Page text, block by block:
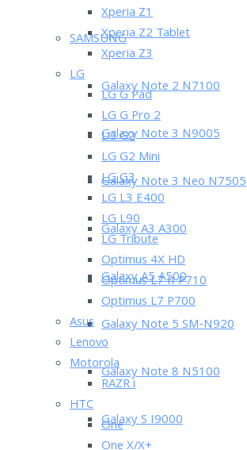
SAMSUNG
Galaxy Note 2 N7100
Galaxy Note 3 N9005
Galaxy Note 3 Neo N7505
Galaxy A3 A300
Galaxy A5 A500
Galaxy Note 5 SM-N920
Galaxy Note 8 N5100
Galaxy S I9000
Xperia Z1
Xperia Z2 Tablet
Xperia Z3
LG
LG G Pad
LG G Pro 2
LG G2
LG G2 Mini
LG G3
LG L3 E400
LG L90
LG Tribute
Optimus 4X HD
Optimus L7 II P710
Optimus L7 P700
Asus
Lenovo
Motorola
RAZR i
HTC
One